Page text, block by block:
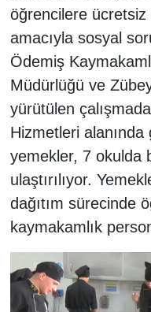
öğrencilere
amacıyla sosyal
Ödemiş
Müdürlüğü ve
yürütülen
Hizmetleri alanında
yemekler, 7 okulda
ulaştırılıyor.
dağıtım sürecinde
kaymakamlık